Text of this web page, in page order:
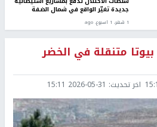
جديدة تغيّر الواقع في شمال الضفة
1 شهر، 1 اسبوع. ago
متنقلة في الخضر
اخر تحديث: 2026-05-31 15:11